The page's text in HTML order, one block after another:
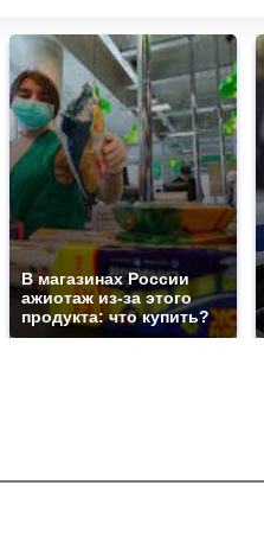
В магазинах России
ажиотаж из-за этого
продукта: что купить?